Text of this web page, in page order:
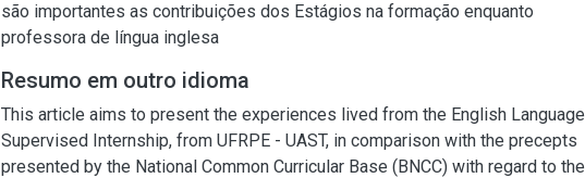
são importantes as contribuições dos Estágios na formação enquanto
professora de língua inglesa
Resumo em outro idioma
This article aims to present the experiences lived from the English Language
Supervised Internship, from UFRPE - UAST, in comparison with the precepts
presented by the National Common Curricular Base (BNCC) with regard to the